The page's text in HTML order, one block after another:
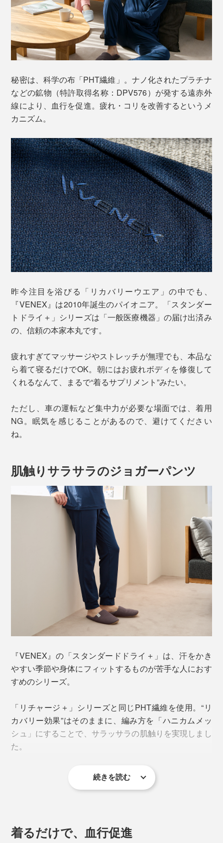
秘密は、科学の布「PHT繊維」。ナノ化されたプラチナ
などの鉱物（特許取得名称：DPV576）が発する遠赤外
線により、血行を促進。疲れ・コリを改善するというメ
カニズム。
昨今注目を浴びる「リカバリーウエア」の中でも、
『VENEX』は2010年誕生のパイオニア。「スタンダー
トドライ＋」シリーズは「一般医療機器」の届け出済み
の、信頼の本家本丸です。
疲れすぎてマッサージやストレッチが無理でも、本品な
ら着て寝るだけでOK。朝にはお疲れボディを修復して
くれるなんて、まるで“着るサプリメント”みたい。
ただし、車の運転など集中力が必要な場面では、着用
NG。眠気を感じることがあるので、避けてください
ね。
肌触りサラサラのジョガーパンツ
『VENEX』の「スタンダードドライ＋」は、汗をかき
やすい季節や身体にフィットするものが苦手な人におす
すめのシリーズ。
「リチャージ＋」シリーズと同じPHT繊維を使用。“リ
カバリー効果”はそのままに、編み方を「ハニカムメッ
シュ」にすることで、サラッサラの肌触りを実現しまし
た。
遠赤外線効果で体温を守りつつ、暑さを感じにくいオー
続きを読む
着るだけで、血行促進